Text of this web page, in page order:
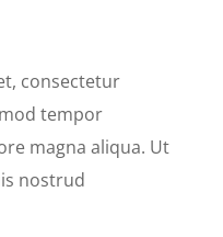
consectetur
tempor
magna aliqua. Ut
nostrud